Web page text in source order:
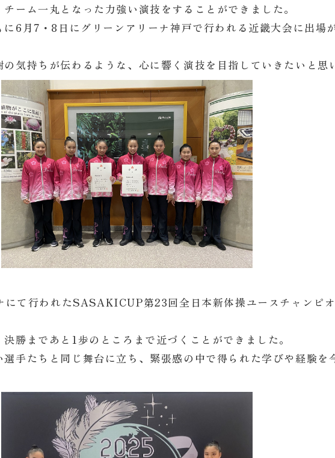
ーム一丸となった力強い演技をすることができました。
6月7・8日にグリーンアリーナ神戸で行われる近畿大会に出場
気持ちが伝わるような、心に響く演技を目指していきたいと思
て行われたSASAKICUP第23回全日本新体操ユースチャンピ
勝まであと1歩のところまで近づくことができました。
手たちと同じ舞台に立ち、緊張感の中で得られた学びや経験を